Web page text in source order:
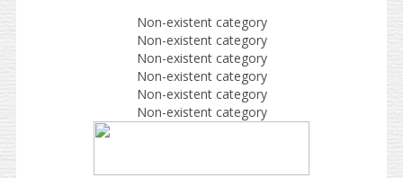
Non-existent category
Non-existent category
Non-existent category
Non-existent category
Non-existent category
Non-existent category